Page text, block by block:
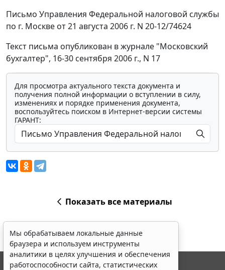
Письмо Управления Федеральной налоговой службы
по г. Москве от 21 августа 2006 г. N 20-12/74624
Текст письма опубликован в журнале "Московский
бухгалтер", 16-30 сентября 2006 г., N 17
Для просмотра актуального текста документа и
получения полной информации о вступлении в силу,
изменениях и порядке применения документа,
воспользуйтесь поиском в Интернет-версии системы
ГАРАНТ:
Показать все материалы
Мы обрабатываем локальные данные
браузера и используем инструменты
аналитики в целях улучшения и обеспечения
работоспособности сайта, статистических